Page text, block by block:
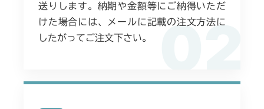
02
送りします。納期や金額等にご納得いただ
けた場合には、メールに記載の注文方法に
したがってご注文下さい。